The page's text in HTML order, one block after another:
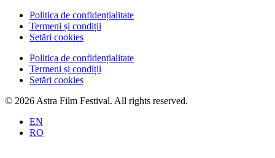
Politica de confidențialitate
Termeni și condiții
Setări cookies
Politica de confidențialitate
Termeni și condiții
Setări cookies
© 2026 Astra Film Festival. All rights reserved.
EN
RO